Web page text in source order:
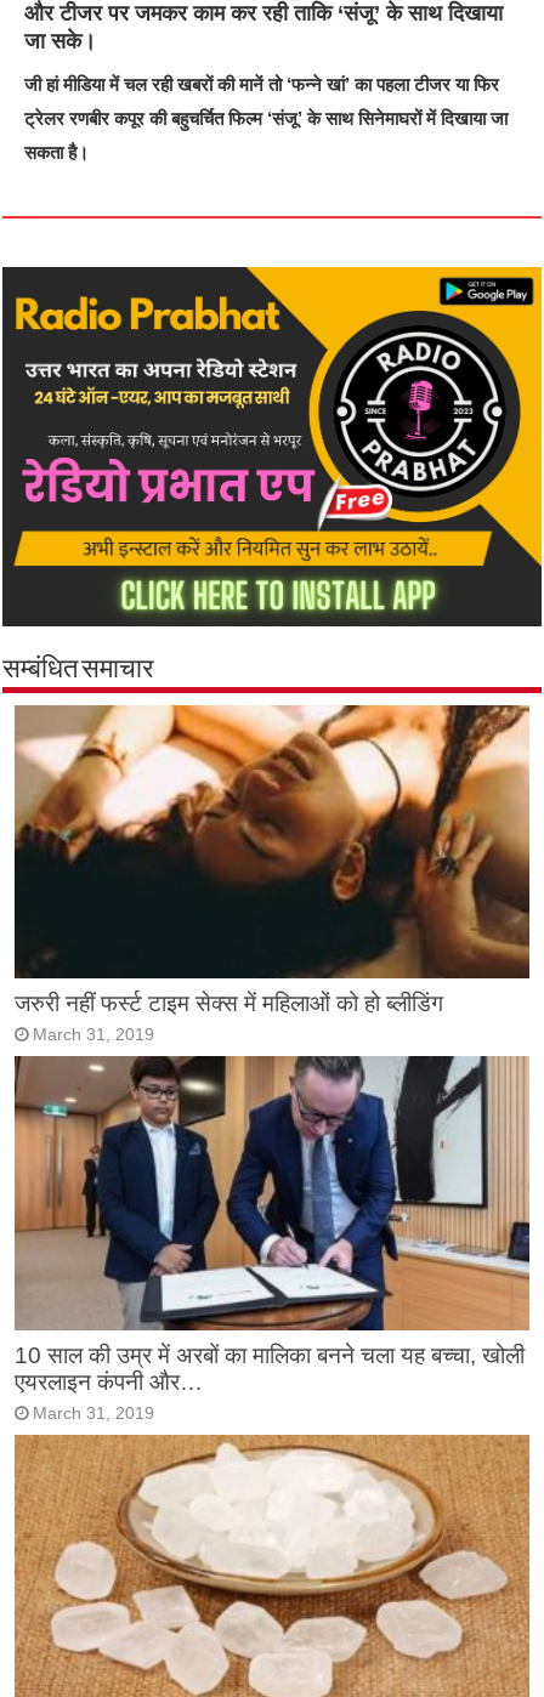
और टीजर पर जमकर काम कर रही ताकि ‘संजू’ के साथ दिखाया
जा सके।
जी हां मीडिया में चल रही खबरों की मानें तो ‘फन्ने खां’ का पहला टीजर या फिर
ट्रेलर रणबीर कपूर की बहुचर्चित फिल्म ‘संजू’ के साथ सिनेमाघरों में दिखाया जा
सकता है।
सम्बंधित समाचार
जरुरी नहीं फर्स्ट टाइम सेक्स में महिलाओं को हो ब्लीडिंग
March 31, 2019
10 साल की उम्र में अरबों का मालिका बनने चला यह बच्चा, खोली
एयरलाइन कंपनी और…
March 31, 2019